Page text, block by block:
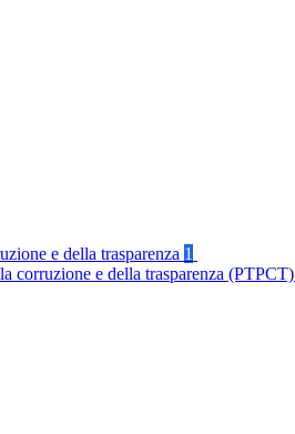
e della trasparenza 1
corruzione e della trasparenza (PTPCT)